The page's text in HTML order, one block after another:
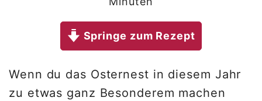
Springe zum Rezept
Wenn du das Osternest in diesem Jahr
zu etwas ganz Besonderem machen